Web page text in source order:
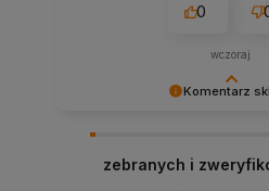
Komentarz
ostatnie nasze spotkanie :)
0
wczoraj
zebranych i